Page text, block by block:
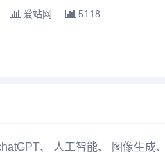
爱站网 5118
、 人工智能、 图像生成、